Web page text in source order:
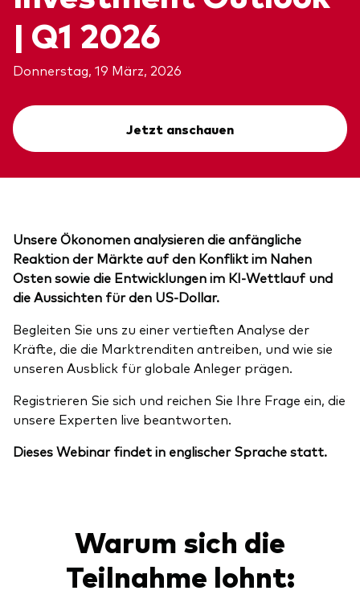
Aktien
ESG/SRI
Publikumsfonds
Passive Fonds
Erfahren Sie mehr über unsere
Anlageprodukte
Unser Angebot
Aktive Obligationenfonds
Indexfonds
Events und Webinare
Marktausblick 2026
Die Vanguard Beratungsstudie 2026
Investment Pulse
Ressourcenplattform für Berater
Über Vanguard
Unser Team
| Q1 2026
Donnerstag, 19 März, 2026
Jetzt anschauen
Unsere Ökonomen analysieren die anfängliche
Reaktion der Märkte auf den Konflikt im Nahen
Osten sowie die Entwicklungen im KI-Wettlauf und
die Aussichten für den US‑Dollar.
Begleiten Sie uns zu einer vertieften Analyse der
Kräfte, die die Marktrenditen antreiben, und wie sie
unseren Ausblick für globale Anleger prägen.
Registrieren Sie sich und reichen Sie Ihre Frage ein, die
unsere Experten live beantworten.
Dieses Webinar findet in englischer Sprache statt.
Warum sich die
Teilnahme lohnt: